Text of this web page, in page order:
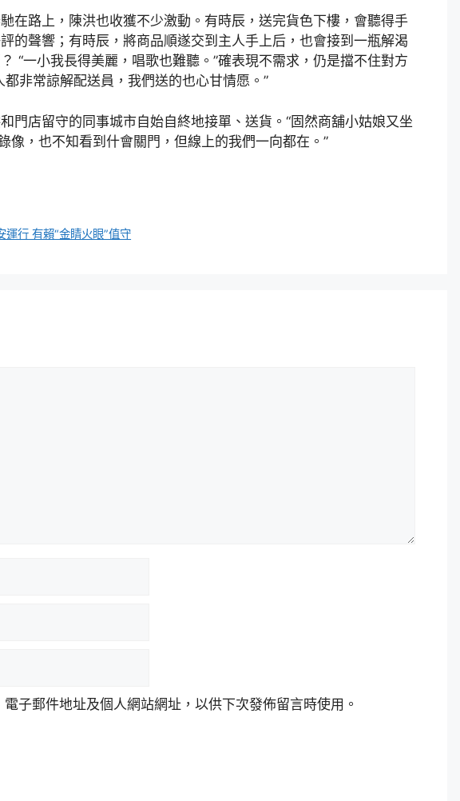
在路上，陳洪也收獲不少激動。有時辰，送完貨色下樓，會聽得手
的聲響；有時辰，將商品順遂交到主人手上后，也會接到一瓶解渴
“一小我長得美麗，唱歌也難聽。”確表現不需求，仍是擋不住對方
非常諒解配送員，我們送的也心甘情愿。”
門店留守的同事城市自始自終地接單、送貨。“固然商舖小姑娘又坐
像，也不知看到什會關門，但線上的我們一向都在。”
行 有賴“金睛火眼”值守
子郵件地址及個人網站網址，以供下次發佈留言時使用。